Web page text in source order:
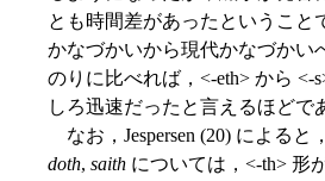
とも時間差があったということ
かなづかいから現代かなづかい
のりに比べれば，<-eth> から <-
しろ迅速だったと言えるほどで
なお，Jespersen (20) によると
doth, saith については，<-th> 形